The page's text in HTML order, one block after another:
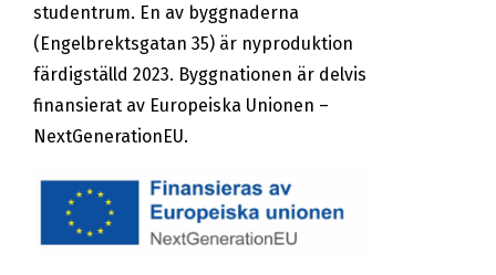
studentrum. En av byggnaderna
(Engelbrektsgatan 35) är nyproduktion
färdigställd 2023. Byggnationen är delvis
finansierat av Europeiska Unionen –
NextGenerationEU.